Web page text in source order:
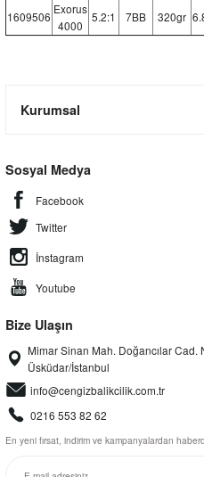
1609506
Exorus
4000
5.2:1 7BB 320gr
Kurumsal
Sosyal Medya
Facebook
Twitter
İnstagram
Youtube
Bize Ulaşın
Mimar Sinan Mah. Doğancılar Cad.
Üsküdar/İstanbul
info@cengizbalikcilik.com.tr
0216 553 82 62
En yeni fırsat, indirim ve kampanyalardan